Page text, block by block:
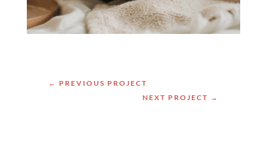
← PREVIOUS PROJECT
NEXT PROJECT →